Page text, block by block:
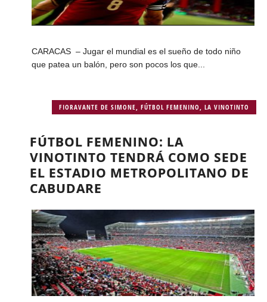
CARACAS – Jugar el mundial es el sueño de todo niño
que patea un balón, pero son pocos los que...
FIORAVANTE DE SIMONE ,FÚTBOL FEMENINO ,LA VINOTINTO
FÚTBOL FEMENINO: LA
VINOTINTO TENDRÁ COMO SEDE
EL ESTADIO METROPOLITANO DE
CABUDARE